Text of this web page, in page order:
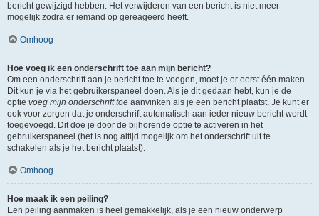
bericht gewijzigd hebben. Het verwijderen van een bericht is niet meer
mogelijk zodra er iemand op gereageerd heeft.
Omhoog
Hoe voeg ik een onderschrift toe aan mijn bericht?
Om een onderschrift aan je bericht toe te voegen, moet je er eerst één maken.
Dit kun je via het gebruikerspaneel doen. Als je dit gedaan hebt, kun je de
optie voeg mijn onderschrift toe aanvinken als je een bericht plaatst. Je kunt er
ook voor zorgen dat je onderschrift automatisch aan ieder nieuw bericht wordt
toegevoegd. Dit doe je door de bijhorende optie te activeren in het
gebruikerspaneel (het is nog altijd mogelijk om het onderschrift uit te
schakelen als je het bericht plaatst).
Omhoog
Hoe maak ik een peiling?
Een peiling aanmaken is heel gemakkelijk, als je een nieuw onderwerp